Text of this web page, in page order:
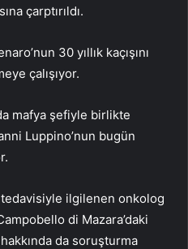
çarptırıldı.
30 yıllık kaçışını
çalışıyor.
mafya şefiyle birlikte
Luppino’nun bugün
ilgilenen onkolog
di Mazara’daki
da soruşturma